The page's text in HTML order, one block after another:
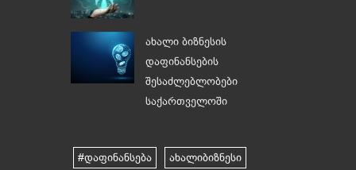
ახალი ბიზნესის
დაფინანსების
შესაძლებლობები
საქართველოში
#დაფინანსება ახალიბიზნესი